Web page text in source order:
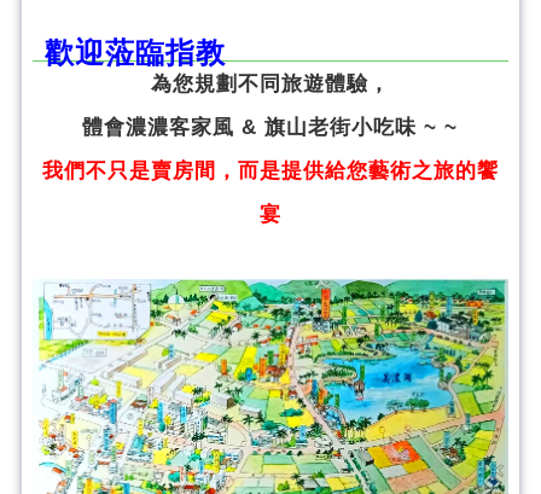
歡迎蒞臨指教
為您規劃不同旅遊體驗，
體會濃濃客家風 & 旗山老街小吃味 ~ ~
我們不只是賣房間，而是提供給您藝術之旅的饗
宴